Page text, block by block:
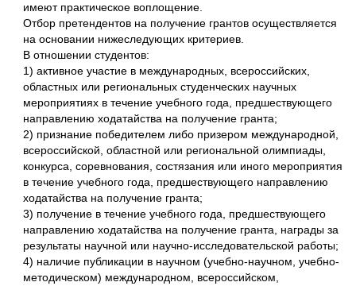
имеют практическое воплощение.
Отбор претендентов на получение грантов осуществляется
на основании нижеследующих критериев.
В отношении студентов:
1) активное участие в международных, всероссийских,
областных или региональных студенческих научных
мероприятиях в течение учебного года, предшествующего
направлению ходатайства на получение гранта;
2) признание победителем либо призером международной,
всероссийской, областной или региональной олимпиады,
конкурса, соревнования, состязания или иного мероприятия
в течение учебного года, предшествующего направлению
ходатайства на получение гранта;
3) получение в течение учебного года, предшествующего
направлению ходатайства на получение гранта, награды за
результаты научной или научно-исследовательской работы;
4) наличие публикации в научном (учебно-научном, учебно-
методическом) международном, всероссийском,